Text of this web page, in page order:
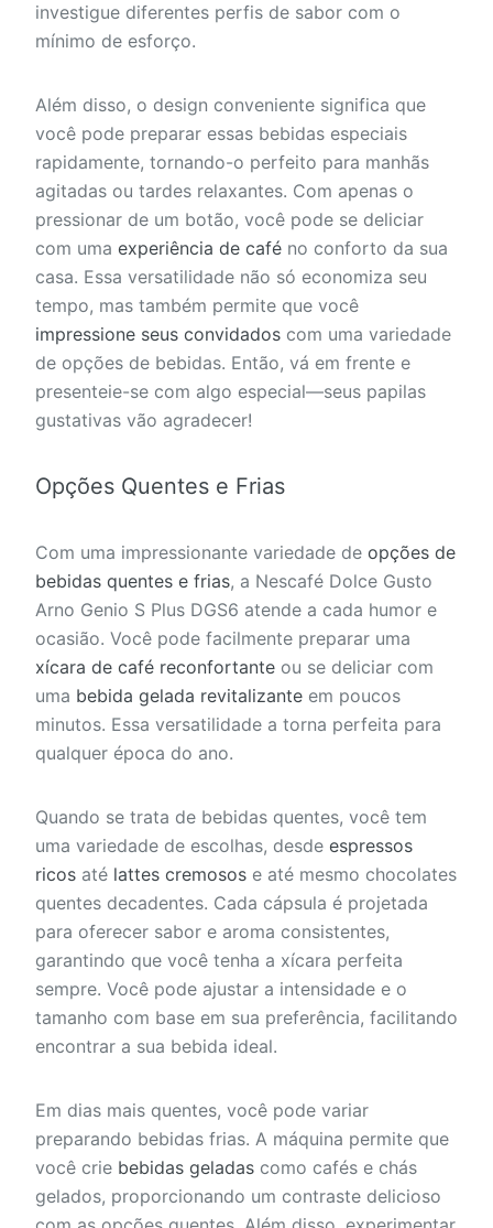
investigue diferentes perfis de sabor com o
mínimo de esforço.
Além disso, o design conveniente significa que
você pode preparar essas bebidas especiais
rapidamente, tornando-o perfeito para manhãs
agitadas ou tardes relaxantes. Com apenas o
pressionar de um botão, você pode se deliciar
com uma experiência de café no conforto da sua
casa. Essa versatilidade não só economiza seu
tempo, mas também permite que você
impressione seus convidados com uma variedade
de opções de bebidas. Então, vá em frente e
presenteie-se com algo especial—seus papilas
gustativas vão agradecer!
Opções Quentes e Frias
Com uma impressionante variedade de opções de
bebidas quentes e frias, a Nescafé Dolce Gusto
Arno Genio S Plus DGS6 atende a cada humor e
ocasião. Você pode facilmente preparar uma
xícara de café reconfortante ou se deliciar com
uma bebida gelada revitalizante em poucos
minutos. Essa versatilidade a torna perfeita para
qualquer época do ano.
Quando se trata de bebidas quentes, você tem
uma variedade de escolhas, desde espressos
ricos até lattes cremosos e até mesmo chocolates
quentes decadentes. Cada cápsula é projetada
para oferecer sabor e aroma consistentes,
garantindo que você tenha a xícara perfeita
sempre. Você pode ajustar a intensidade e o
tamanho com base em sua preferência, facilitando
encontrar a sua bebida ideal.
Em dias mais quentes, você pode variar
preparando bebidas frias. A máquina permite que
você crie bebidas geladas como cafés e chás
gelados, proporcionando um contraste delicioso